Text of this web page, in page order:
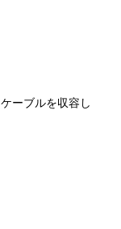
ーブルを収容し